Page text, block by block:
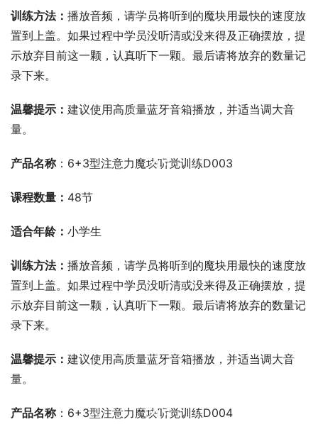
训练方法： 播放音频，请学员将听到的魔块用最快的速度放
置到上盖。如果过程中学员没听清或没来得及正确摆放，提
示放弃目前这一颗，认真听下一颗。最后请将放弃的数量记
录下来。
温馨提示： 建议使用高质量蓝牙音箱播放，并适当调大音
量。
产品名称：6+3型注意力魔块听觉训练D003
课程数量： 48节
适合年龄： 小学生
训练方法： 播放音频，请学员将听到的魔块用最快的速度放
置到上盖。如果过程中学员没听清或没来得及正确摆放，提
示放弃目前这一颗，认真听下一颗。最后请将放弃的数量记
录下来。
温馨提示： 建议使用高质量蓝牙音箱播放，并适当调大音
量。
产品名称：6+3型注意力魔块听觉训练D004